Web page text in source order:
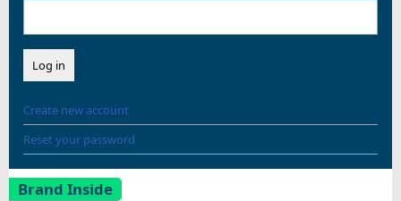
Create new account
Reset your password
Brand Inside